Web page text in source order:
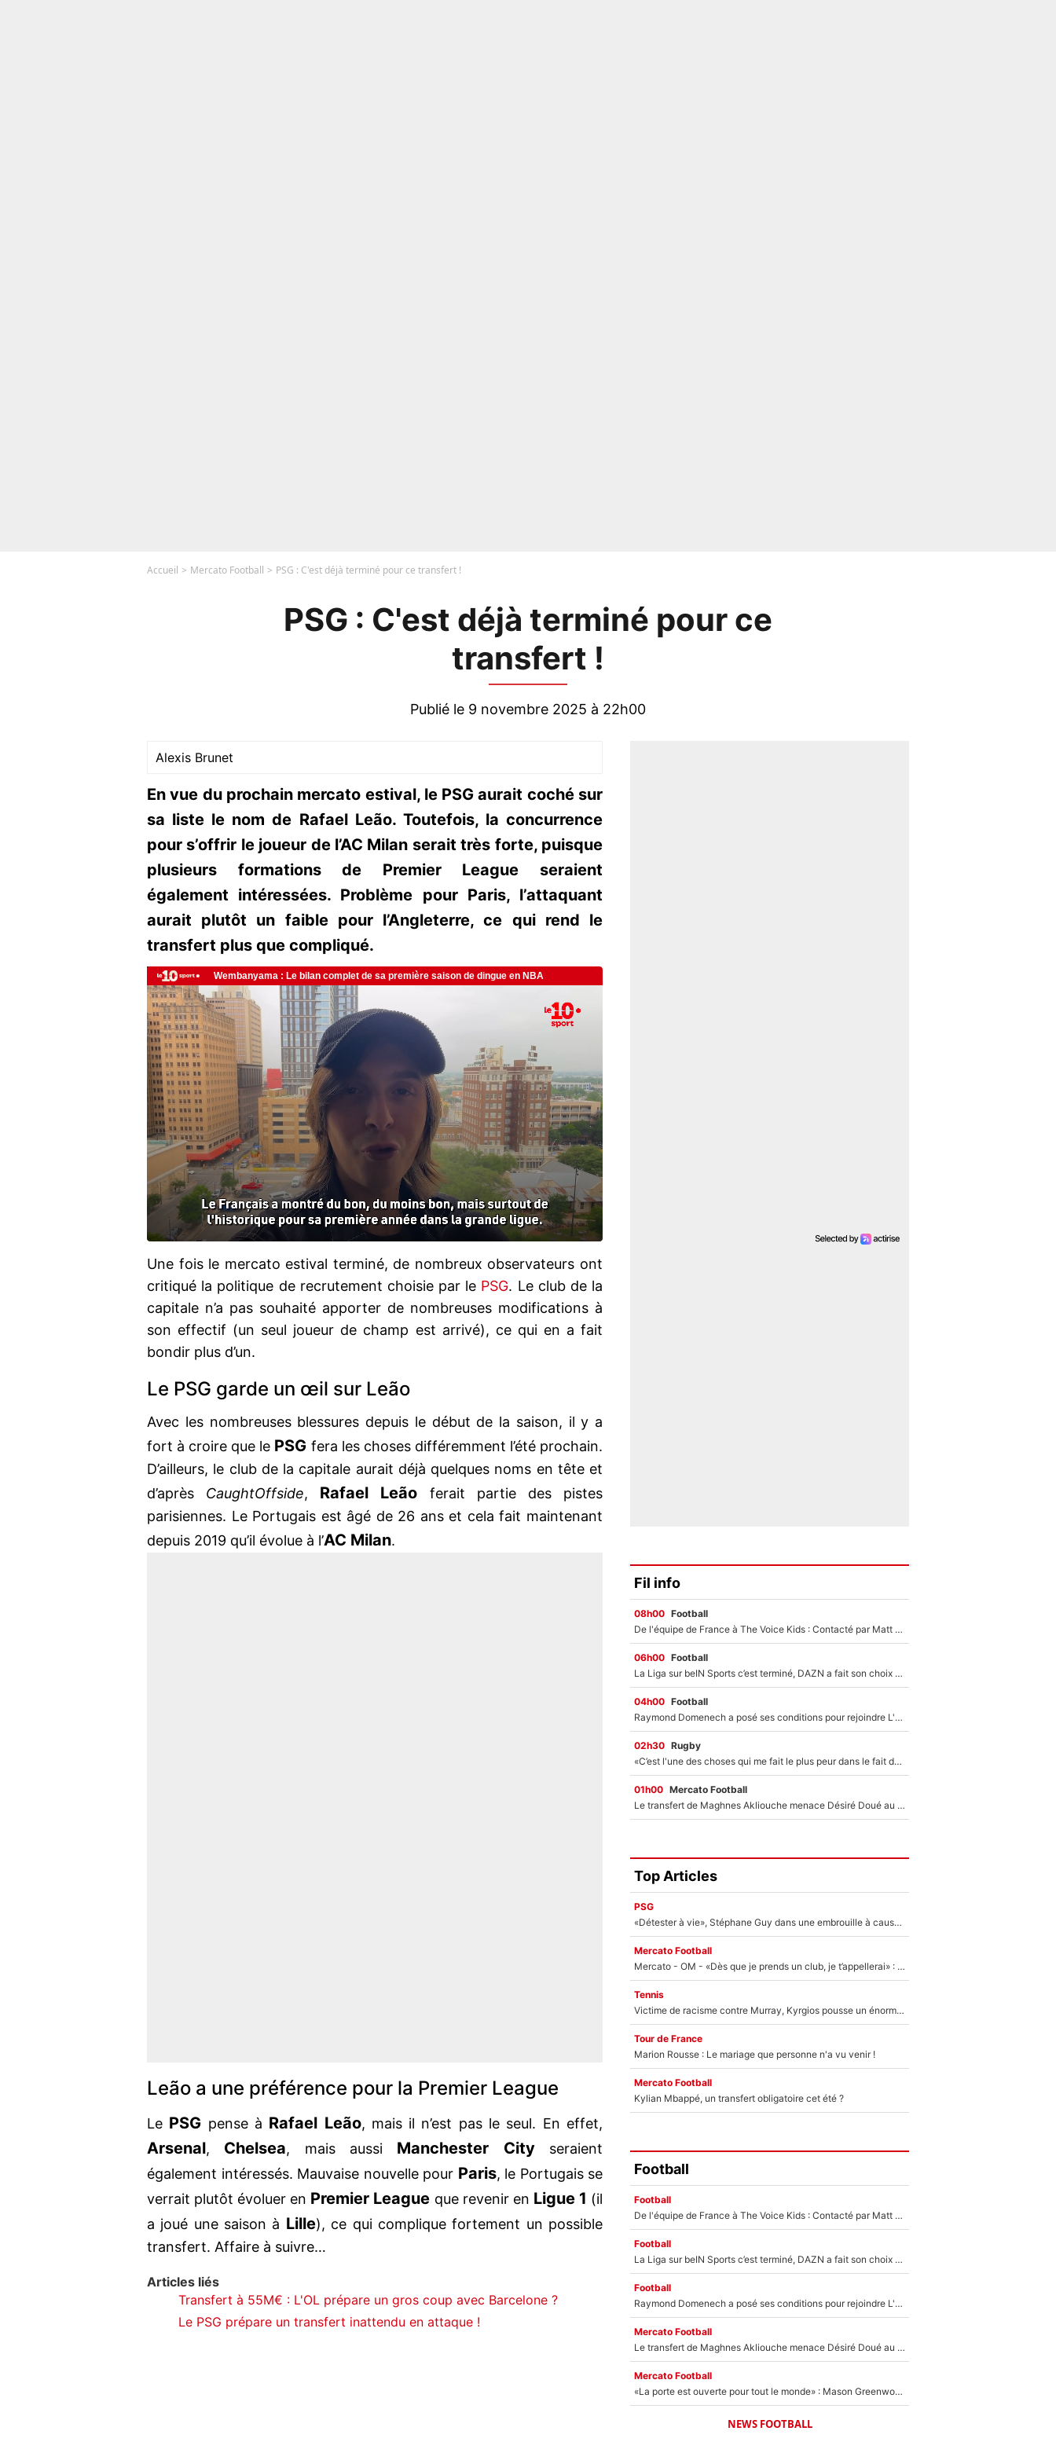
Accueil Mercato Football PSG : C'est déjà terminé pour ce transfert !
PSG : C'est déjà terminé pour ce
transfert !
Publié le 9 novembre 2025 à 22h00
Alexis Brunet
En vue du prochain mercato estival, le PSG aurait coché sur
sa liste le nom de Rafael Leão. Toutefois, la concurrence
pour s’offrir le joueur de l’AC Milan serait très forte, puisque
plusieurs formations de Premier League seraient
également intéressées. Problème pour Paris, l’attaquant
aurait plutôt un faible pour l’Angleterre, ce qui rend le
transfert plus que compliqué.
Une fois le mercato estival terminé, de nombreux observateurs ont
critiqué la politique de recrutement choisie par le PSG. Le club de la
capitale n’a pas souhaité apporter de nombreuses modifications à
son effectif (un seul joueur de champ est arrivé), ce qui en a fait
bondir plus d’un.
Le PSG garde un œil sur Leão
Avec les nombreuses blessures depuis le début de la saison, il y a
fort à croire que le PSG fera les choses différemment l’été prochain.
D’ailleurs, le club de la capitale aurait déjà quelques noms en tête et
d’après CaughtOffside, Rafael Leão ferait partie des pistes
parisiennes. Le Portugais est âgé de 26 ans et cela fait maintenant
depuis 2019 qu’il évolue à l’AC Milan.
Leão a une préférence pour la Premier League
Le PSG pense à Rafael Leão, mais il n’est pas le seul. En effet,
Arsenal, Chelsea, mais aussi Manchester Cityseraient
également intéressés. Mauvaise nouvelle pour Paris, le Portugais se
verrait plutôt évoluer en Premier League que revenir en Ligue 1 (il
a joué une saison à Lille), ce qui complique fortement un possible
transfert. Affaire à suivre…
Articles liés
Transfert à 55M€ : L'OL prépare un gros coup avec Barcelone ?
Le PSG prépare un transfert inattendu en attaque !
Fil info
08h00 Football
De l'équipe de France à The Voice Kids : Contacté par Matt Pokora, Kylian Mbappé a accepté de jouer un rôle inédit sur TF1 !
06h00 Football
La Liga sur beIN Sports c’est terminé, DAZN a fait son choix pour Benjamin Da Silva et Omar Da Fonseca !
04h00 Football
Raymond Domenech a posé ses conditions pour rejoindre L'EQUIPE du Soir : Il refuse de faire l'émission avec un autre chroniqueur !
02h30 Rugby
«C’est l'une des choses qui me fait le plus peur dans le fait de devenir maman» : En couple avec Antoine Dupont, Iris Mittenaere s'inquiète déjà pour ses futurs enfants !
01h00 Mercato Football
Le transfert de Maghnes Akliouche menace Désiré Doué au PSG : «Je valide à 200%»
Top Articles
PSG
«Détester à vie», Stéphane Guy dans une embrouille à cause du PSG !
Mercato Football
Mercato - OM - «Dès que je prends un club, je t’appellerai» : La promesse de Marcelino au moment de claquer la porte
Tennis
Victime de racisme contre Murray, Kyrgios pousse un énorme coup de gueule !
Tour de France
Marion Rousse : Le mariage que personne n'a vu venir !
Mercato Football
Kylian Mbappé, un transfert obligatoire cet été ?
Football
Football
De l'équipe de France à The Voice Kids : Contacté par Matt Pokora, Kylian Mbappé a accepté de jouer un rôle inédit sur TF1 !
Football
La Liga sur beIN Sports c’est terminé, DAZN a fait son choix pour Benjamin Da Silva et Omar Da Fonseca !
Football
Raymond Domenech a posé ses conditions pour rejoindre L'EQUIPE du Soir : Il refuse de faire l'émission avec un autre chroniqueur !
Mercato Football
Le transfert de Maghnes Akliouche menace Désiré Doué au PSG : «Je valide à 200%»
Mercato Football
«La porte est ouverte pour tout le monde» : Mason Greenwood et Pierre-Emerick Aubameyang ont quitté l'OM, Amine Gouiri balance sur la suite du mercato et sur la réaction du vestiaire !
NEWS FOOTBALL